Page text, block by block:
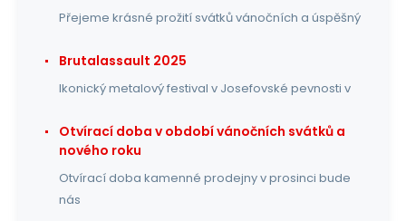
Přejeme krásné prožití svátků vánočních a úspěšný
Brutalassault 2025
Ikonický metalový festival v Josefovské pevnosti v
Otvírací doba v období vánočních svátků a
nového roku
Otvírací doba kamenné prodejny v prosinci bude
nás